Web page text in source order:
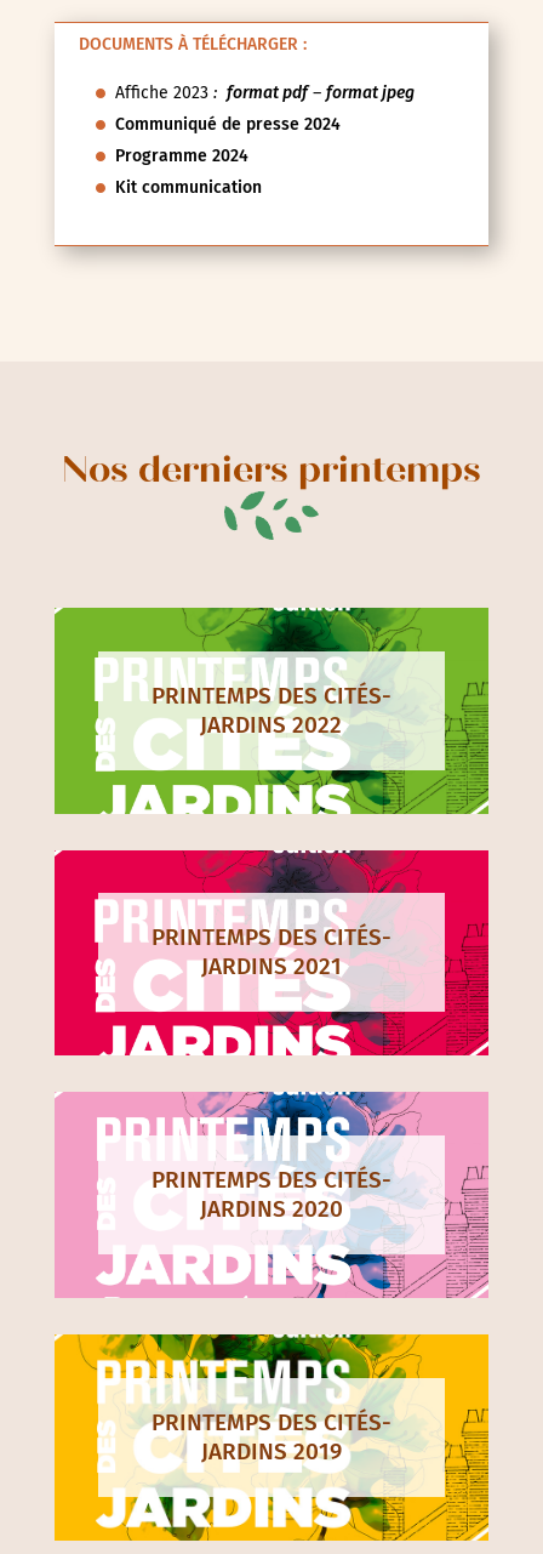
DOCUMENTS À TÉLÉCHARGER :
Affiche 2023: format pdf– format jpeg
Communiqué de presse 2024
Programme 2024
Kit communication
Nos derniers printemps
PRINTEMPS DES CITÉS-
JARDINS 2022
PRINTEMPS DES CITÉS-
JARDINS 2021
PRINTEMPS DES CITÉS-
JARDINS 2020
PRINTEMPS DES CITÉS-
JARDINS 2019